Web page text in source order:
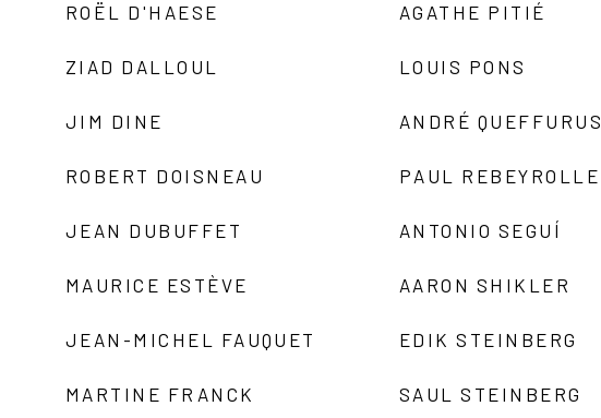
ROËL D'HAESE
ZIAD DALLOUL
JIM DINE
ROBERT DOISNEAU
JEAN DUBUFFET
MAURICE ESTÈVE
JEAN-MICHEL FAUQUET
MARTINE FRANCK
AGATHE PITIÉ
LOUIS PONS
ANDRÉ QUEFFURUS
PAUL REBEYROLLE
ANTONIO SEGUÍ
AARON SHIKLER
EDIK STEINBERG
SAUL STEINBERG